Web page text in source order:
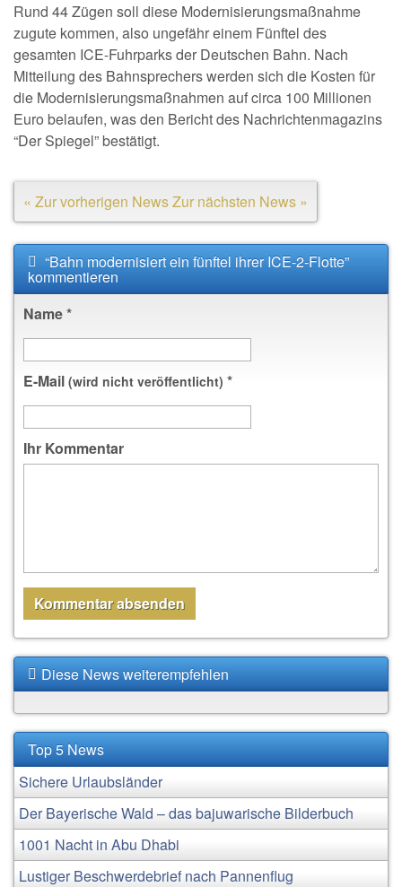
Rund 44 Zügen soll diese Modernisierungsmaßnahme
zugute kommen, also ungefähr einem Fünftel des
gesamten ICE-Fuhrparks der Deutschen Bahn. Nach
Mitteilung des Bahnsprechers werden sich die Kosten für
die Modernisierungsmaßnahmen auf circa 100 Millionen
Euro belaufen, was den Bericht des Nachrichtenmagazins
“Der Spiegel” bestätigt.
« Zur vorherigen NewsZur nächsten News »
“Bahn modernisiert ein fünftel ihrer ICE-2-Flotte”
kommentieren
Name*
E-Mail (wird nicht veröffentlicht) *
Ihr Kommentar
Diese News weiterempfehlen
Top 5 News
Sichere Urlaubsländer
Der Bayerische Wald – das bajuwarische Bilderbuch
1001 Nacht in Abu Dhabi
Lustiger Beschwerdebrief nach Pannenflug